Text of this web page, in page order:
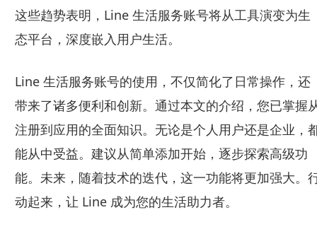
这些趋势表明，Line 生活服务账号将从工具演变为生
态平台，深度嵌入用户生活。
Line 生活服务账号的使用，不仅简化了日常操作，还
带来了诸多便利和创新。通过本文的介绍，您已掌握
注册到应用的全面知识。无论是个人用户还是企业，
能从中受益。建议从简单添加开始，逐步探索高级功
能。未来，随着技术的迭代，这一功能将更加强大。
动起来，让 Line 成为您的生活助力者。